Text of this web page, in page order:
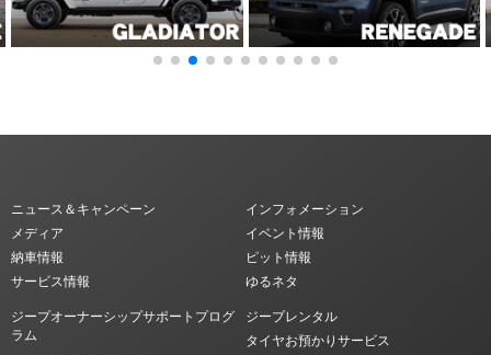
ニュース＆キャンペーン
インフォメーション
メディア
イベント情報
納車情報
ピット情報
サービス情報
ゆるネタ
ジープオーナーシップサポートプログ
ラム
ジープレンタル
タイヤお預かりサービス